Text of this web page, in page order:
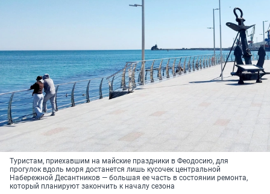
Туристам, приехавшим на майские праздники в Феодосию, для
прогулок вдоль моря достанется лишь кусочек центральной
Набережной Десантников — большая ее часть в состоянии ремонта,
который планируют закончить к началу сезона